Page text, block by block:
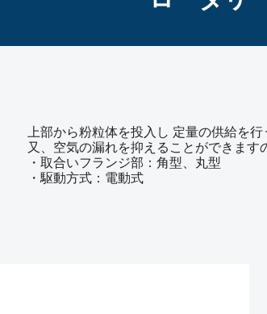
上部から粉粒体を投入し 定量の供給を行
又、空気の漏れを抑えることができます
・取合いフランジ部：角型、丸型
・駆動方式：電動式